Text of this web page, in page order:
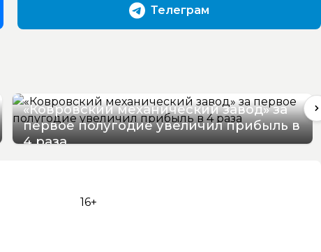
Телеграм
«Ковровский механический завод» за
первое полугодие увеличил прибыль в
4 раза
16+